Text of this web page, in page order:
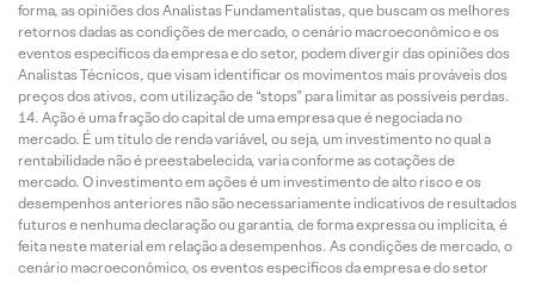
forma, as opiniões dos Analistas Fundamentalistas, que buscam os melhores
retornos dadas as condições de mercado, o cenário macroeconômico e os
eventos específicos da empresa e do setor, podem divergir das opiniões dos
Analistas Técnicos, que visam identificar os movimentos mais prováveis dos
preços dos ativos, com utilização de “stops” para limitar as possíveis perdas.
Ação é uma fração do capital de uma empresa que é negociada no
mercado. É um título de renda variável, ou seja, um investimento no qual a
rentabilidade não é preestabelecida, varia conforme as cotações de
mercado. O investimento em ações é um investimento de alto risco e os
desempenhos anteriores não são necessariamente indicativos de resultados
futuros e nenhuma declaração ou garantia, de forma expressa ou implícita, é
feita neste material em relação a desempenhos. As condições de mercado, o
cenário macroeconômico, os eventos específicos da empresa e do setor